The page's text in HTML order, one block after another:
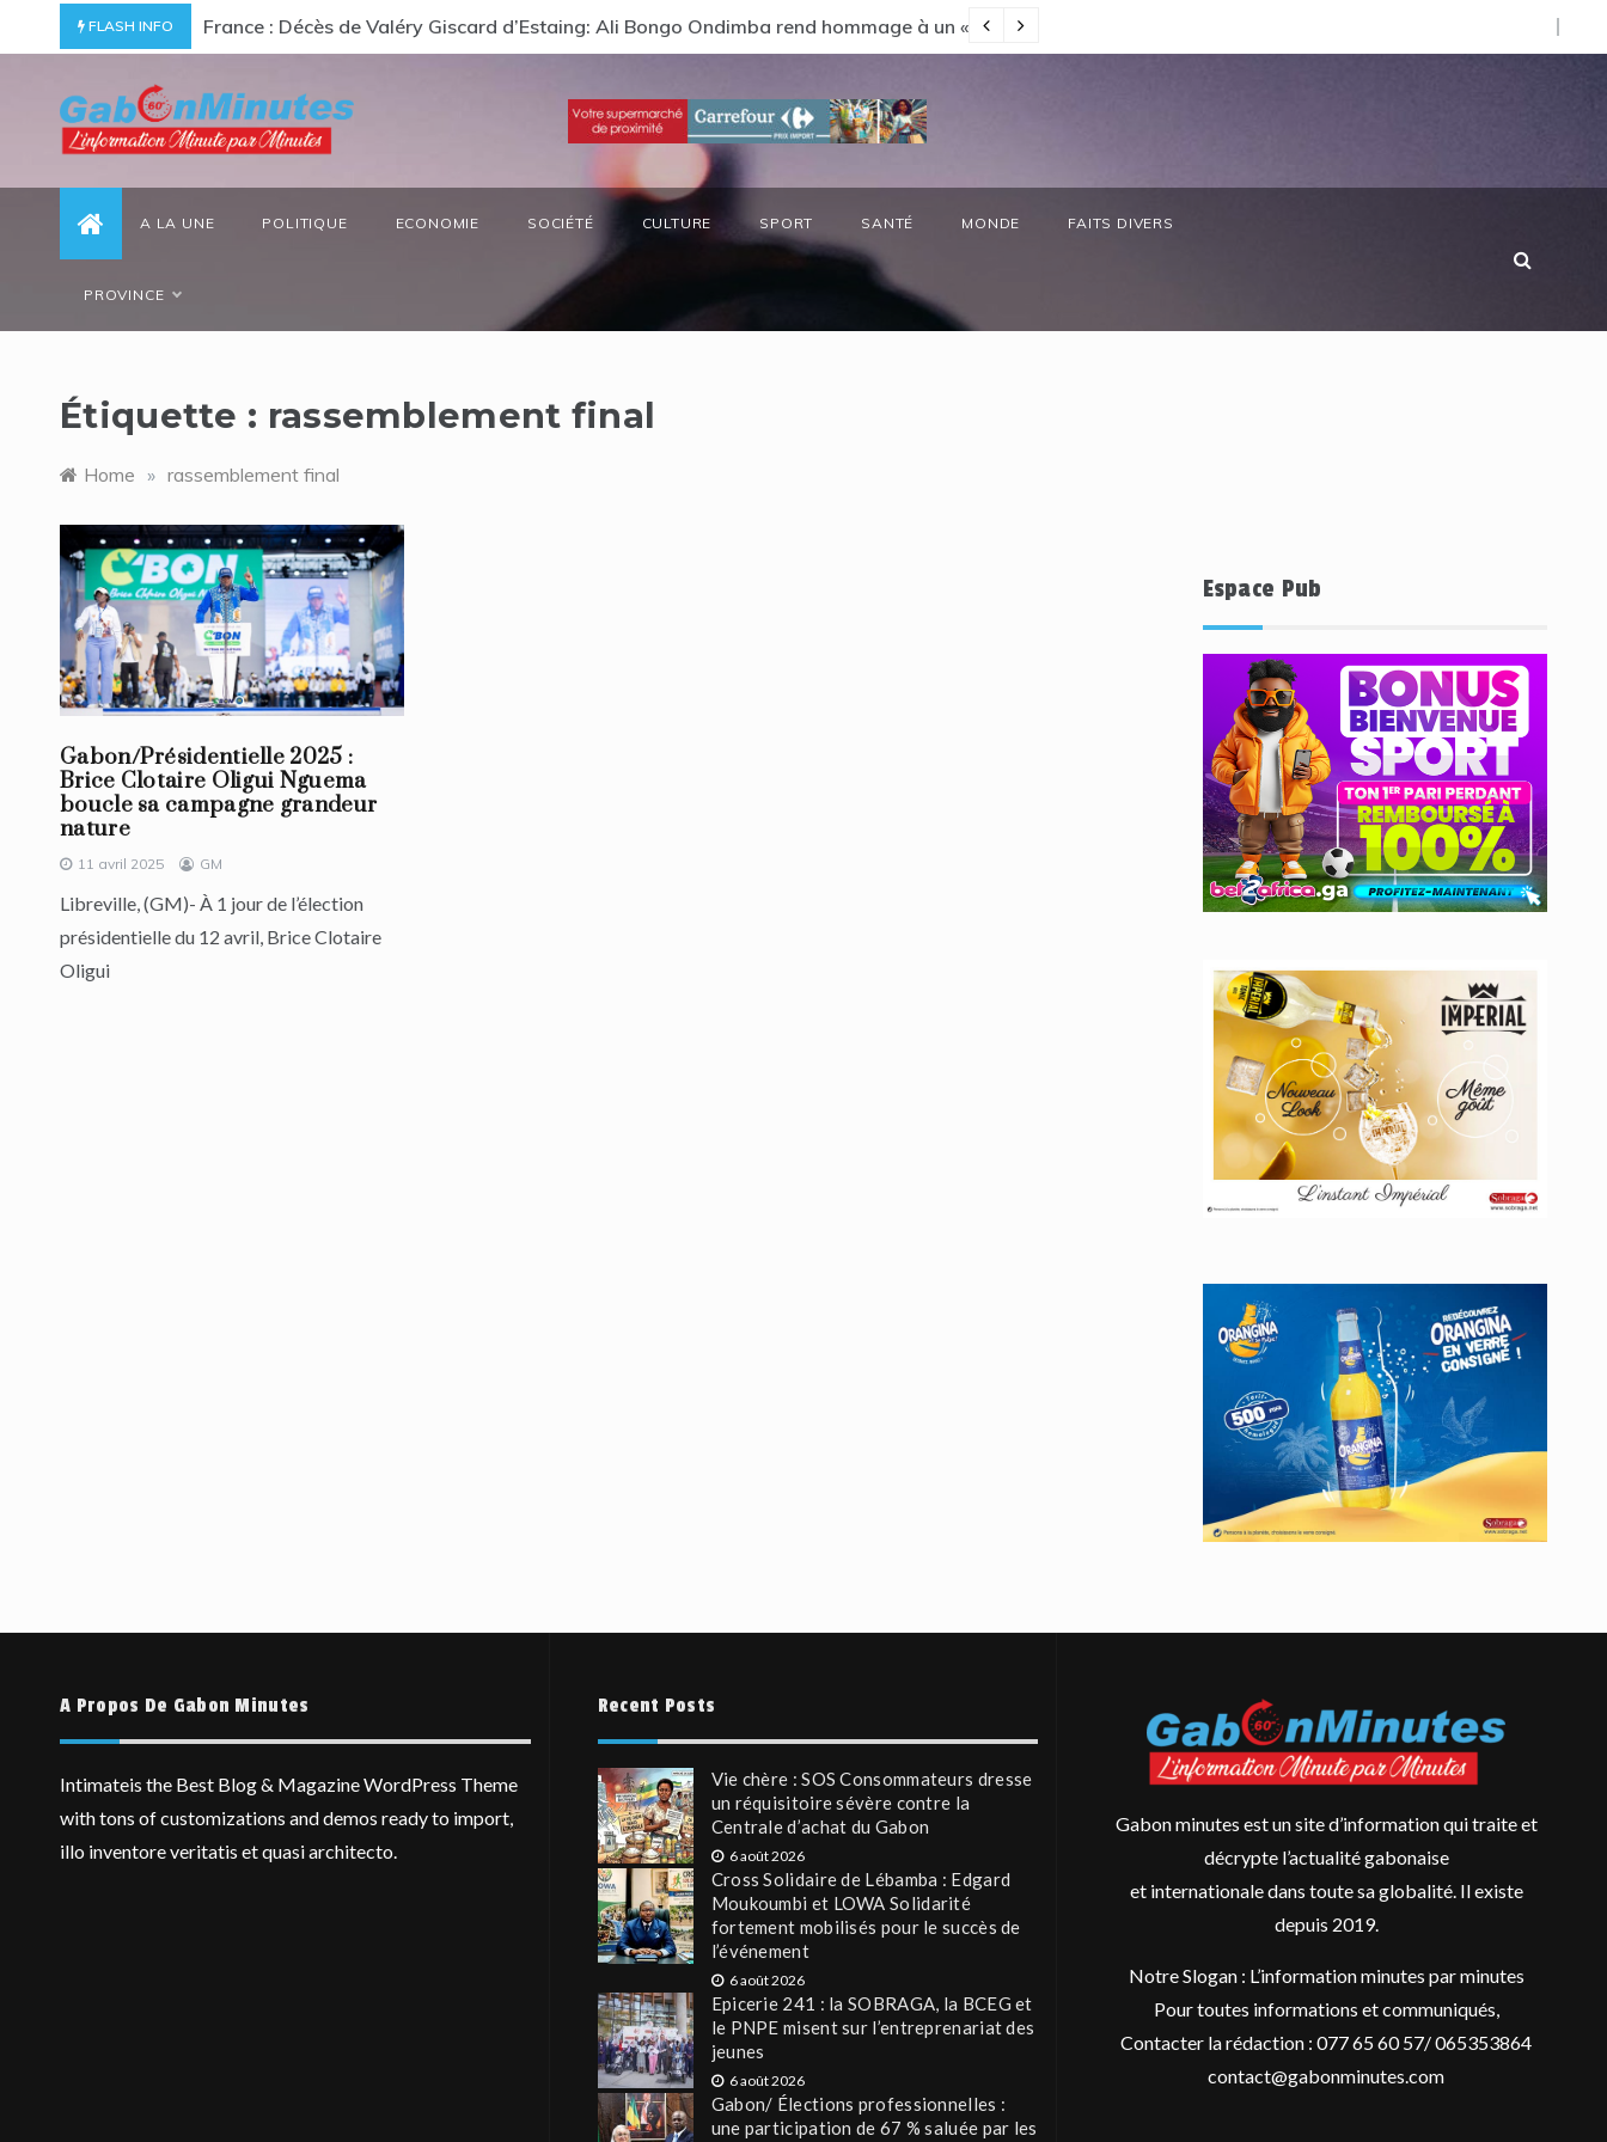
FLASH INFO
leur campagne de communication
France : Décès de Valéry Giscard d’Estaing: Ali Bongo Ondimba rend hommage à un « passionné d’Afrique »
gabonminutes.com
A LA UNE POLITIQUE ECONOMIE SOCIÉTÉ CULTURE SPORT SANTÉ MONDE FAITS DIVERS
PROVINCE
Étiquette : rassemblement final
Home » rassemblement final
Gabon/Présidentielle 2025 :
Brice Clotaire Oligui Nguema
boucle sa campagne grandeur
nature
11 avril 2025 GM
Libreville, (GM)- À 1 jour de l’élection
présidentielle du 12 avril, Brice Clotaire
Oligui
Espace Pub
A Propos De Gabon Minutes
Intimateis the Best Blog & Magazine WordPress Theme
with tons of customizations and demos ready to import,
illo inventore veritatis et quasi architecto.
Recent Posts
Vie chère : SOS Consommateurs dresse
un réquisitoire sévère contre la
Centrale d’achat du Gabon
6 août 2026
Cross Solidaire de Lébamba : Edgard
Moukoumbi et LOWA Solidarité
fortement mobilisés pour le succès de
l’événement
6 août 2026
Epicerie 241 : la SOBRAGA, la BCEG et
le PNPE misent sur l’entreprenariat des
jeunes
6 août 2026
Gabon/ Élections professionnelles :
une participation de 67 % saluée par les
Gabon minutes est un site d’information qui traite et
décrypte l’actualité gabonaise
et internationale dans toute sa globalité. Il existe
depuis 2019.
Notre Slogan : L’information minutes par minutes
Pour toutes informations et communiqués,
Contacter la rédaction : 077 65 60 57/ 065353864
contact@gabonminutes.com